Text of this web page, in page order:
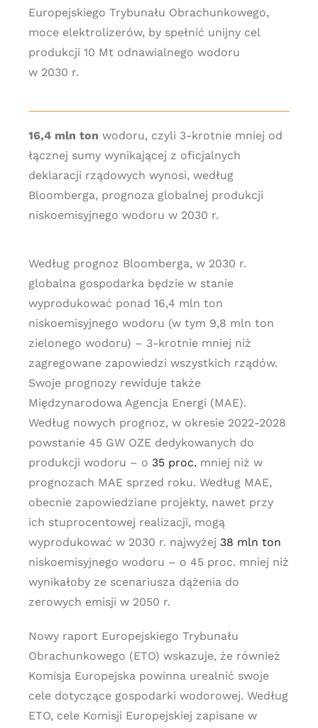
Europejskiego Trybunału Obrachunkowego,
moce elektrolizerów, by spełnić unijny cel
produkcji 10 Mt odnawialnego wodoru
w 2030 r.
16,4 mln ton wodoru, czyli 3-krotnie mniej od
łącznej sumy wynikającej z oficjalnych
deklaracji rządowych wynosi, według
Bloomberga, prognoza globalnej produkcji
niskoemisyjnego wodoru w 2030 r.
Według prognoz Bloomberga, w 2030 r.
globalna gospodarka będzie w stanie
wyprodukować ponad 16,4 mln ton
niskoemisyjnego wodoru (w tym 9,8 mln ton
zielonego wodoru) – 3-krotnie mniej niż
zagregowane zapowiedzi wszystkich rządów.
Swoje prognozy rewiduje także
Międzynarodowa Agencja Energi (MAE).
Według nowych prognoz, w okresie 2022-2028
powstanie 45 GW OZE dedykowanych do
produkcji wodoru – o 35 proc. mniej niż w
prognozach MAE sprzed roku. Według MAE,
obecnie zapowiedziane projekty, nawet przy
ich stuprocentowej realizacji, mogą
wyprodukować w 2030 r. najwyżej 38 mln ton
niskoemisyjnego wodoru – o 45 proc. mniej niż
wynikałoby ze scenariusza dążenia do
zerowych emisji w 2050 r.
Nowy raport Europejskiego Trybunału
Obrachunkowego (ETO) wskazuje, że również
Komisja Europejska powinna urealnić swoje
cele dotyczące gospodarki wodorowej. Według
ETO, cele Komisji Europejskiej zapisane w